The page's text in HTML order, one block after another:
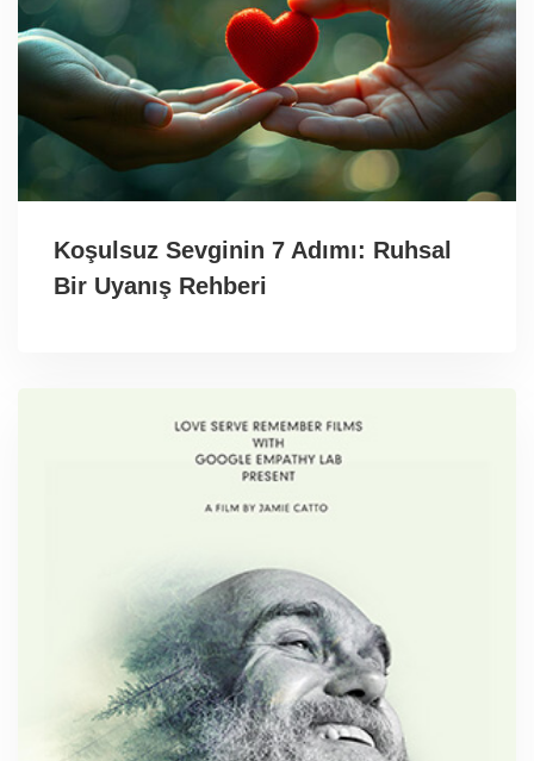
Koşulsuz Sevginin 7 Adımı: Ruhsal
Bir Uyanış Rehberi